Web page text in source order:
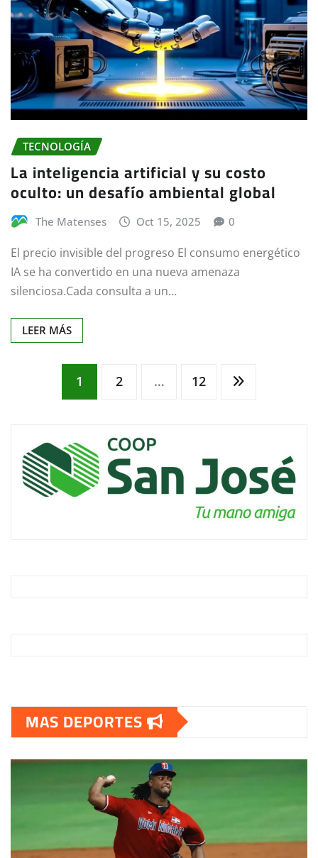
TECNOLOGÍA
La inteligencia artificial y su costo
oculto: un desafío ambiental global
The Matenses Oct 15, 2025 0
El precio invisible del progreso El consumo energético
IA se ha convertido en una nueva amenaza
silenciosa.Cada consulta a un…
LEER MÁS
Paginación
entradas
1 2 … 12
MAS DEPORTES